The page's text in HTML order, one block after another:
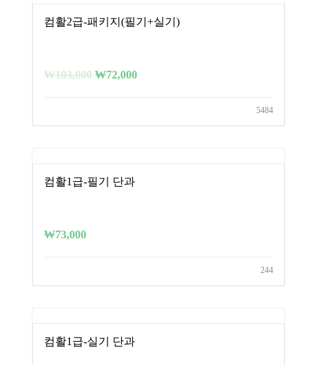
컴활2급-패키지(필기+실기)
₩103,000 ₩72,000
5484
컴활1급-필기 단과
₩73,000
244
컴활1급-실기 단과